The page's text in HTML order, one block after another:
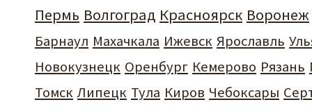
Пермь Волгоград Красноярск Воронеж
Барнаул Махачкала Ижевск Ярославль
Новокузнецк Оренбург Кемерово Рязань
Томск Липецк Тула Киров Чебоксары